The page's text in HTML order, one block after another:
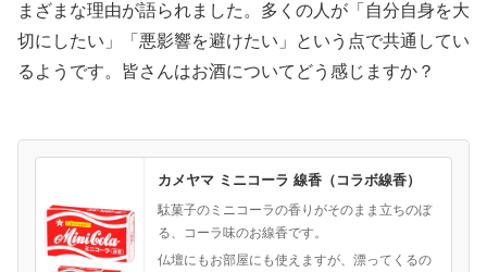
まざまな理由が語られました。多くの人が「自分自身を大
切にしたい」「悪影響を避けたい」という点で共通してい
るようです。皆さんはお酒についてどう感じますか？
カメヤマ ミニコーラ 線香（コラボ線香）
駄菓子のミニコーラの香りがそのまま立ちのぼ
る、コーラ味のお線香です。
仏壇にもお部屋にも使えますが、漂ってくるの